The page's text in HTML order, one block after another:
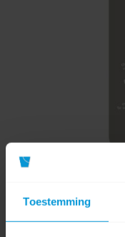
Toestemming
Globular Magneet NL Rest